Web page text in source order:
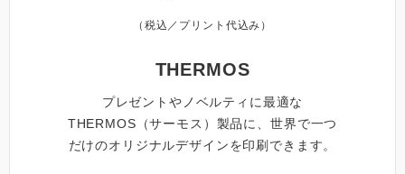
（税込／プリント代込み）
THERMOS
プレゼントやノベルティに最適な
THERMOS（サーモス）製品に、世界で一つ
だけのオリジナルデザインを印刷できます。